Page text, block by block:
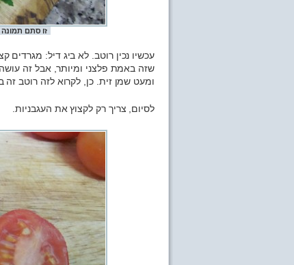
זו סתם
עכשיו נכין רוטב. לא ביג דיל: מגרדים
שזה באמת פלצני ומיותר, אבל זה
ומעט שמן זית. כן, לקרוא לזה רוטב זה
לסיום, צריך רק לקצוץ את העגבניות.